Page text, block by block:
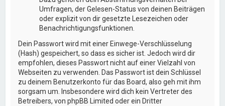
Umfragen, der Gelesen-Status von deinen Beiträgen
oder explizit von dir gesetzte Lesezeichen oder
Benachrichtigungsfunktionen.
Dein Passwort wird mit einer Einwege-Verschlüsselung
(Hash) gespeichert, so dass es sicher ist. Jedoch wird dir
empfohlen, dieses Passwort nicht auf einer Vielzahl von
Webseiten zu verwenden. Das Passwort ist dein Schlüssel
zu deinem Benutzerkonto für das Board, also geh mit ihm
sorgsam um. Insbesondere wird dich kein Vertreter des
Betreibers, von phpBB Limited oder ein Dritter